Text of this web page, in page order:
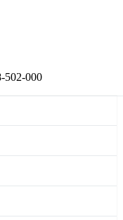
502-000